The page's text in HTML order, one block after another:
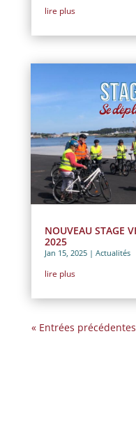
lire plus
NOUVEAU STAGE
2025
Jan 15, 2025| Actualités
lire plus
« Entrées précédentes